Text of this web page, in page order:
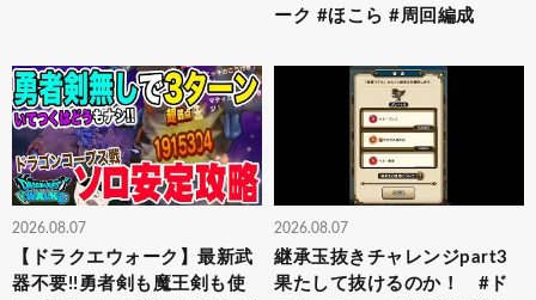
ーク #ほこら #周回編成
2026.08.07
【ドラクエウォーク】最新武
器不要!!勇者剣も魔王剣も使
2026.08.07
継承玉抜きチャレンジpart3
果たして抜けるのか！ #ド